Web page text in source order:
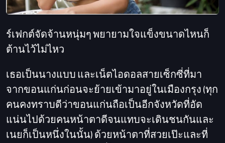
ร์เฟกต์จัดจ้านหนุ่มๆ พยายามใจแข็งขนาดไหนก็
ต้านไว้ไม่ไหว
เธอเป็นนางแบบ และเน็ตไอดอลสายเซ็กซี่ที่มา
จากขอนแก่นก่อนจะย้ายเข้ามาอยู่ในเมืองกรุง (ทุก
คนคงทราบดีว่าขอนแก่นถือเป็นอีกจังหวัดที่อัด
แน่นไปด้วยคนหน้าตาดีจนแทบจะเดินชนกันและ
เนยก็เป็นหนึ่งในนั้น) ด้วยหน้าตาที่สวยเป๊ะและที่